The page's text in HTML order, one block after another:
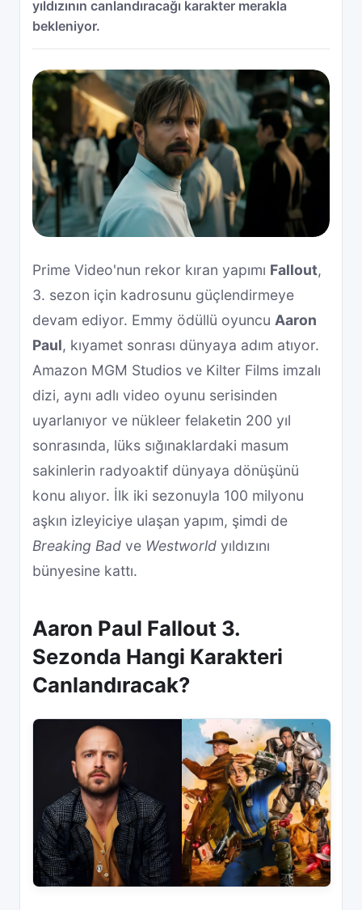
yıldızının canlandıracağı karakter merakla
bekleniyor.
Prime Video'nun rekor kıran yapımı Fallout,
3. sezon için kadrosunu güçlendirmeye
devam ediyor. Emmy ödüllü oyuncu Aaron
Paul, kıyamet sonrası dünyaya adım atıyor.
Amazon MGM Studios ve Kilter Films imzalı
dizi, aynı adlı video oyunu serisinden
uyarlanıyor ve nükleer felaketin 200 yıl
sonrasında, lüks sığınaklardaki masum
sakinlerin radyoaktif dünyaya dönüşünü
konu alıyor. İlk iki sezonuyla 100 milyonu
aşkın izleyiciye ulaşan yapım, şimdi de
Breaking Bad ve Westworld yıldızını
bünyesine kattı.
Aaron Paul Fallout 3.
Sezonda Hangi Karakteri
Canlandıracak?